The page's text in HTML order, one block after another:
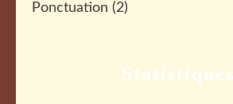
Ponctuation (2)
Statistiques